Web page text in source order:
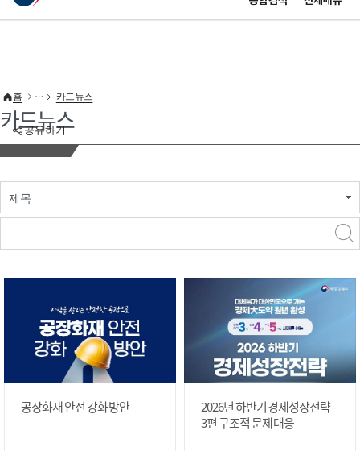
이 누리집은 대한민국 공식 전자정부 누리집입니다.
공유하기
홈 카드뉴스
카드뉴스
제목
공장화재 안전 강화 방안
2026년 하반기 경제성장전략 -
3편 구조적 문제 대응